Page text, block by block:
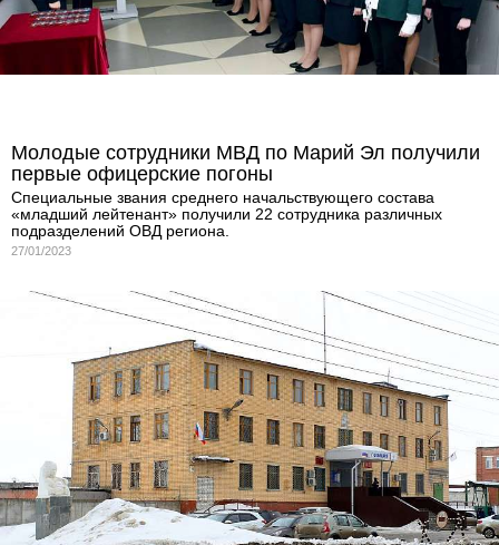
Молодые сотрудники МВД по Марий Эл получили
первые офицерские погоны
Специальные звания среднего начальствующего состава
«младший лейтенант» получили 22 сотрудника различных
подразделений ОВД региона.
27/01/2023